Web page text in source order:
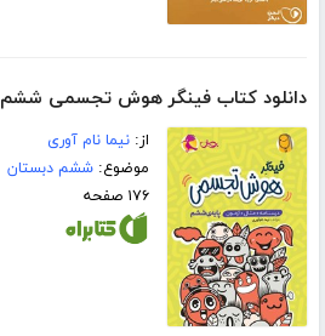
دانلود کتاب فینگر هوش تجسمی ششم
از:نیما نام آوری
موضوع:ششم دبستان
۱۷۶ صفحه